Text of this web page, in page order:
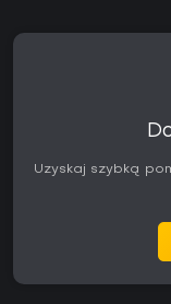
Uzyskaj szybką